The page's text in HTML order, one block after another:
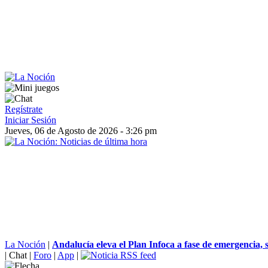
Regístrate
Iniciar Sesión
Jueves, 06 de Agosto de 2026 - 3:26 pm
La Noción | Andalucía eleva el Plan Infoca a fase de emergencia,
| Chat | Foro | App |